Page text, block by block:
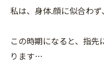
私は、身体.顔に似合わ
この時期になると、指
ります…